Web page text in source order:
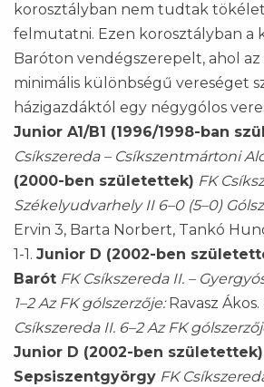
korosztályban nem tudtak
felmutatni. Ezen korosztályban a
Baróton vendégszerepelt, ahol
minimális különbségű vereséget
házigazdáktól egy négygólos
Junior A1/B1 (1996/1998-ban
Csíkszereda – Csíkszentmártoni
(2000-ben születettek) FK
Székelyudvarhely II 6–0 (5–0)
Ervin 3, Barta Norbert, Tankó
1-1. Junior D (2002-ben
Barót FK Csíkszereda II. –
1–2 Az FK gólszerzője:Ravasz Ákos.
Csíkszereda II. 6–2 Az FK
Junior D (2002-ben
Sepsiszentgyörgy FK